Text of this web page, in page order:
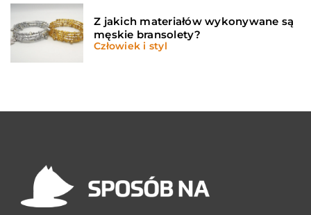
Z jakich materiałów wykonywane są
męskie bransolety?
Człowiek i styl